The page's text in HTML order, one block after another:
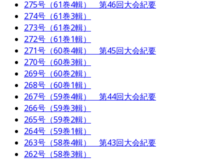
275号（61巻4輯） 第46回大会紀要
274号（61巻3輯）
273号（61巻2輯）
272号（61巻1輯）
271号（60巻4輯） 第45回大会紀要
270号（60巻3輯）
269号（60巻2輯）
268号（60巻1輯）
267号（59巻4輯） 第44回大会紀要
266号（59巻3輯）
265号（59巻2輯）
264号（59巻1輯）
263号（58巻4輯） 第43回大会紀要
262号（58巻3輯）